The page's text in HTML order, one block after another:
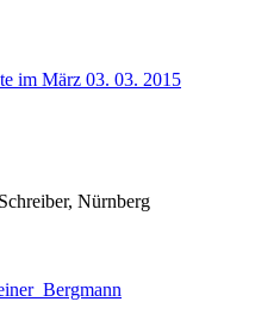
im März 03. 03. 2015
Nürnberg